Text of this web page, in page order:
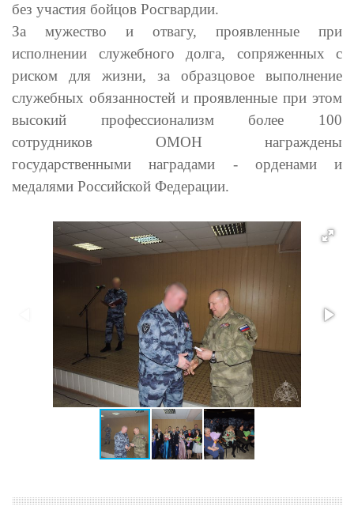
без участия бойцов Росгвардии.
За мужество и отвагу, проявленные при
исполнении служебного долга, сопряженных с
риском для жизни, за образцовое выполнение
служебных обязанностей и проявленные при этом
высокий профессионализм более 100
сотрудников ОМОН награждены
государственными наградами - орденами и
медалями Российской Федерации.